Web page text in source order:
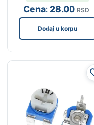
Cena: 28.00 RSD
Dodaj u korpu